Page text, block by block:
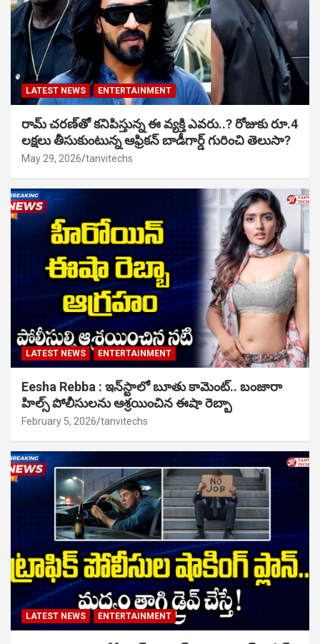
LATEST NEWS ENTERTAINMENT
రామ్ చరణ్‌తో కనిపిస్తున్న ఈ వ్యక్తి ఎవరు..? రోజుకు రూ.4
లక్షలు తీసుకుంటున్న ఆఫ్రికన్ బాడీగార్డ్ గురించి తెలుసా?
May 29, 2026 tanvitechs
LATEST NEWS ENTERTAINMENT
Eesha Rebba : ఇన్‌స్టాలో బూతు కామెంట్.. బంజారా
హిల్స్ పోలీసులను ఆశ్రయించిన ఈషా రెబ్బా
February 5, 2026 tanvitechs
LATEST NEWS ENTERTAINMENT